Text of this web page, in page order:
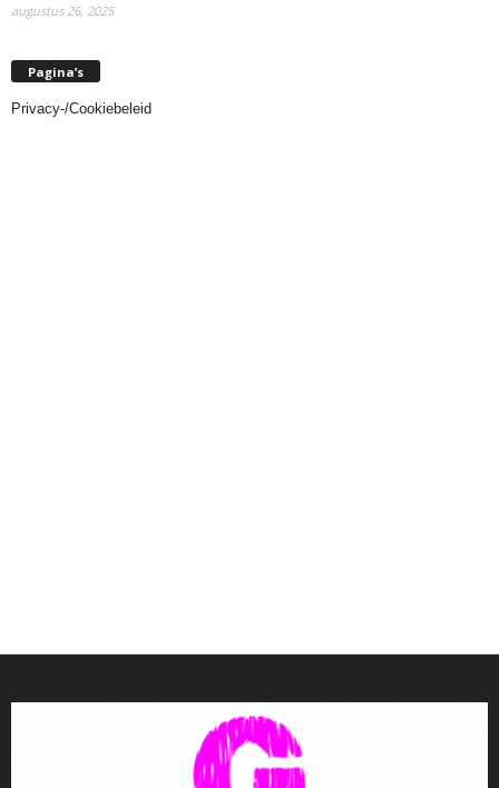
augustus 26, 2025
Pagina’s
Privacy-/Cookiebeleid